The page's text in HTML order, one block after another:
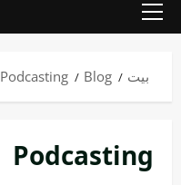
القائمة
بيت Blog
Podcasting
Podcasting